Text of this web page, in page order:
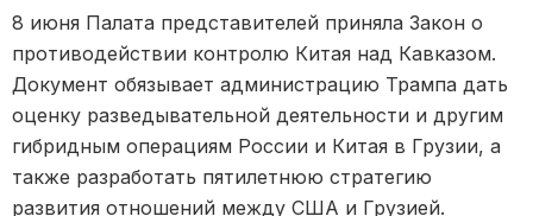
8 июня Палата представителей приняла Закон о
противодействии контролю Китая над Кавказом.
Документ обязывает администрацию Трампа дать
оценку разведывательной деятельности и другим
гибридным операциям России и Китая в Грузии, а
также разработать пятилетнюю стратегию
развития отношений между США и Грузией.